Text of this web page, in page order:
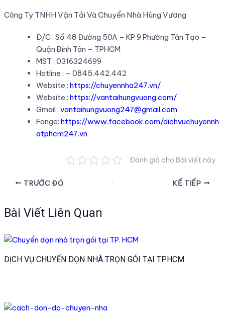
Công Ty TNHH Vận Tải Và Chuyển Nhà Hùng Vương
Đ/C : Số 48 Đường 50A – KP 9 Phường Tân Tạo –
Quận Bình Tân – TPHCM
MST : 0316324699
Hotline : – 0845.442.442
Website : https://chuyennha247.vn/
Website : https://vantaihungvuong.com/
Gmail : vantaihungvuong247@gmail.com
Fange: https://www.facebook.com/dichvuchuyennh
atphcm247.vn
Đánh giá cho Bài viết này
Điều
bài
viết
TRƯỚC ĐÓ KẾ TIẾP
Bài Viết Liên Quan
DỊCH VỤ CHUYỂN DỌN NHÀ TRỌN GÓI TẠI TP.HCM